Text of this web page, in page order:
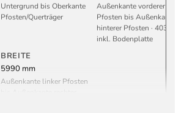
Untergrund bis Oberkante
Pfosten/Querträger
Außenkante vorderer
Pfosten bis Außenkante
hinterer Pfosten · 4030
inkl. Bodenplatte
BREITE
5990 mm
Außenkante linker Pfosten